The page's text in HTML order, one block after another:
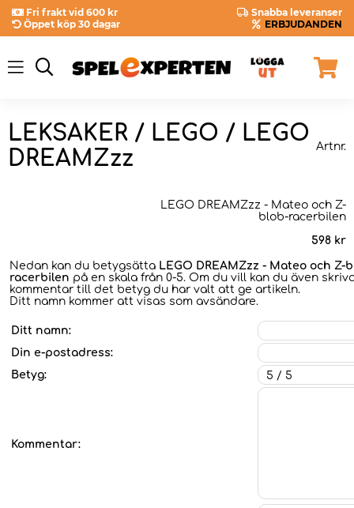
Fri frakt vid 600 kr
Snabba leveranser
Öppet köp 30 dagar
ERBJUDANDEN
LEKSAKER / LEGO / LEGO
DREAMZzz
Artnr.
LEGO DREAMZzz - Mateo och Z-
blob-racerbilen
598 kr
Nedan kan du betygsätta LEGO DREAMZzz - Mateo och Z-
racerbilen på en skala från 0-5. Om du vill kan du även
kommentar till det betyg du har valt att ge artikeln.
Ditt namn kommer att visas som avsändare.
Ditt namn:
Din e-postadress:
Betyg:
Kommentar: